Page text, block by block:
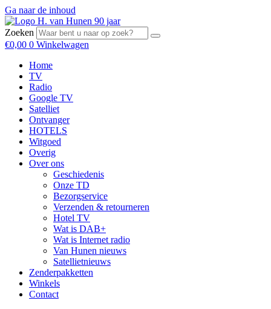
Ga naar de inhoud
Zoeken
€0,00 0 Winkelwagen
Home
TV
Radio
Google TV
Satelliet
Ontvanger
HOTELS
Witgoed
Overig
Over ons
Geschiedenis
Onze TD
Bezorgservice
Verzenden & retourneren
Hotel TV
Wat is DAB+
Wat is Internet radio
Van Hunen nieuws
Satellietnieuws
Zenderpakketten
Winkels
Contact